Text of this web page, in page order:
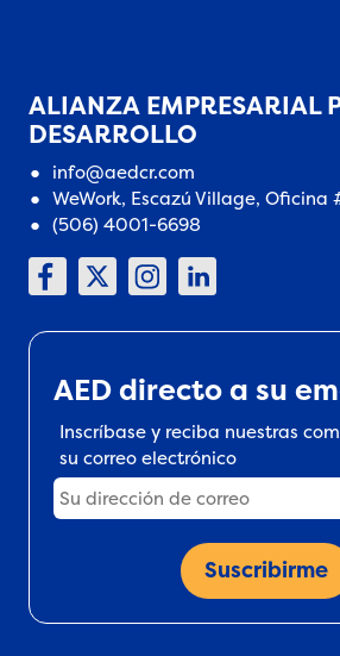
ALIANZA EMPRESARIAL
DESARROLLO
info@aedcr.com
WeWork, Escazú Village, Oficina
(506) 4001-6698
AED directo a su
Inscríbase y reciba nuestras
su correo electrónico